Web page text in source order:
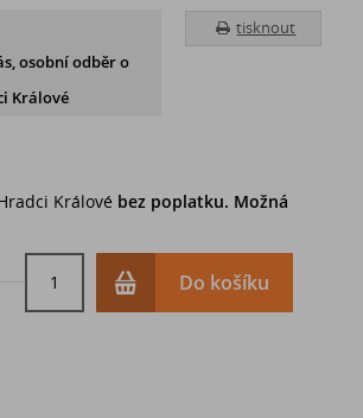
tisknout
osobní odběr o
Králové
Králové bez poplatku. Možná
Do košíku